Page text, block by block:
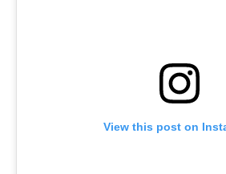
View this post on